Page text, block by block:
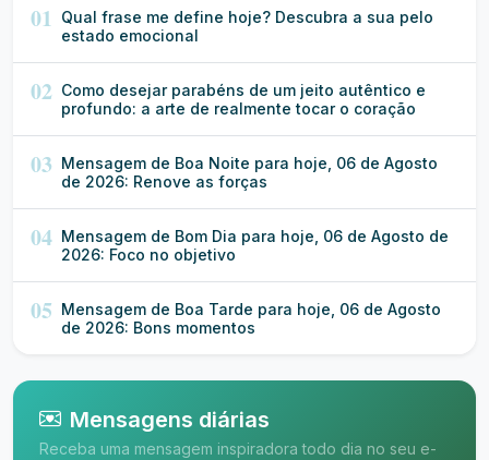
01 Qual frase me define hoje? Descubra a sua pelo
estado emocional
02 Como desejar parabéns de um jeito autêntico e
profundo: a arte de realmente tocar o coração
03 Mensagem de Boa Noite para hoje, 06 de Agosto
de 2026: Renove as forças
04 Mensagem de Bom Dia para hoje, 06 de Agosto de
2026: Foco no objetivo
05 Mensagem de Boa Tarde para hoje, 06 de Agosto
de 2026: Bons momentos
Mensagens diárias
Receba uma mensagem inspiradora todo dia no seu e-